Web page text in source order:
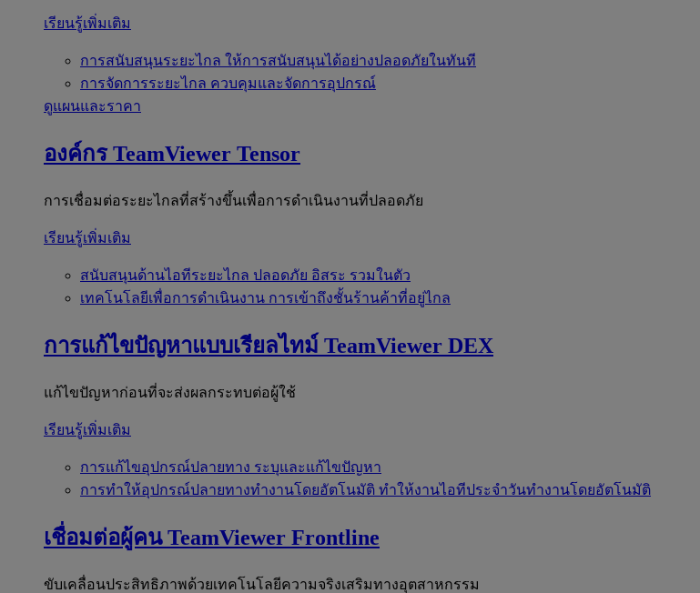
เรียนรู้เพิ่มเติม
การสนับสนุนระยะไกล ให้การสนับสนุนได้อย่างปลอดภัยในทันที
การจัดการระยะไกล ควบคุมและจัดการอุปกรณ์
ดูแผนและราคา
องค์กร TeamViewer Tensor
การเชื่อมต่อระยะไกลที่สร้างขึ้นเพื่อการดำเนินงานที่ปลอดภัย
เรียนรู้เพิ่มเติม
สนับสนุนด้านไอทีระยะไกล ปลอดภัย อิสระ รวมในตัว
เทคโนโลยีเพื่อการดำเนินงาน การเข้าถึงชั้นร้านค้าที่อยู่ไกล
การแก้ไขปัญหาแบบเรียลไทม์ TeamViewer DEX
แก้ไขปัญหาก่อนที่จะส่งผลกระทบต่อผู้ใช้
เรียนรู้เพิ่มเติม
การแก้ไขอุปกรณ์ปลายทาง ระบุและแก้ไขปัญหา
การทำให้อุปกรณ์ปลายทางทำงานโดยอัตโนมัติ ทำให้งานไอทีประจำวันทำงานโดยอัตโนมัติ
เชื่อมต่อผู้คน TeamViewer Frontline
ขับเคลื่อนประสิทธิภาพด้วยเทคโนโลยีความจริงเสริมทางอุตสาหกรรม